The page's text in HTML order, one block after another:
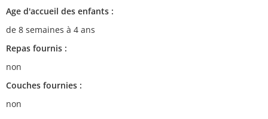
Age d'accueil des enfants :
de 8 semaines à 4 ans
Repas fournis :
non
Couches fournies :
non